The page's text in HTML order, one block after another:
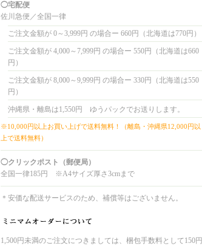
◯宅配便
佐川急便／全国一律
ご注文金額が 0～3,999円 の場合ー 660円（北海道は770円）
ご注文金額が 4,000～7,999円 の場合ー 550円（北海道は660
円）
ご注文金額が 8,000～9,999円 の場合ー 330円（北海道は550
円）
沖縄県・離島は1,550円 ゆうパックでお送りします。
※10,000円以上お買い上げで送料無料！（離島・沖縄県12,000円以
上で送料無料）
◯クリックポスト（郵便局）
全国一律185円 ※A4サイズ厚さ3cmまで
＊安価な配送サービスのため、補償等はございません。
1,500円未満のご注文につきましては、梱包手数料として150円